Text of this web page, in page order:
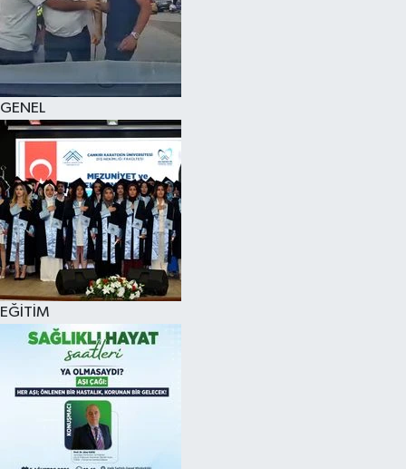
GENEL
EĞİTİM
KÜLTÜR SANAT
SAĞLIK
SİYASET
SPOR
TEKNOLOJİ
VİZYONDAKİLER
YAŞAM